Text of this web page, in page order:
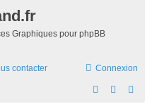
Graphiques pour phpBB
contacter Connexion